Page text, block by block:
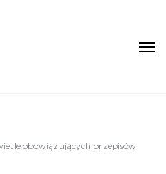
obowiązujących przepisów